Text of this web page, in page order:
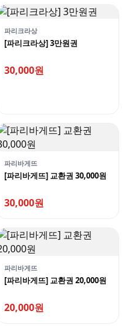
파리크라상
[파리크라상] 3만원권
30,000원
파리바게뜨
[파리바게뜨] 교환권 30,000원
30,000원
파리바게뜨
[파리바게뜨] 교환권 20,000원
20,000원